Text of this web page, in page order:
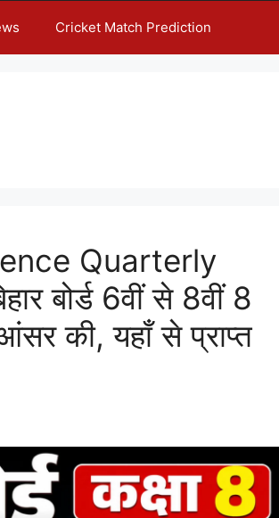
Cricket Match Prediction
Quarterly
बोर्ड 6वीं से 8वीं 8
आंसर की, यहाँ से प्राप्त